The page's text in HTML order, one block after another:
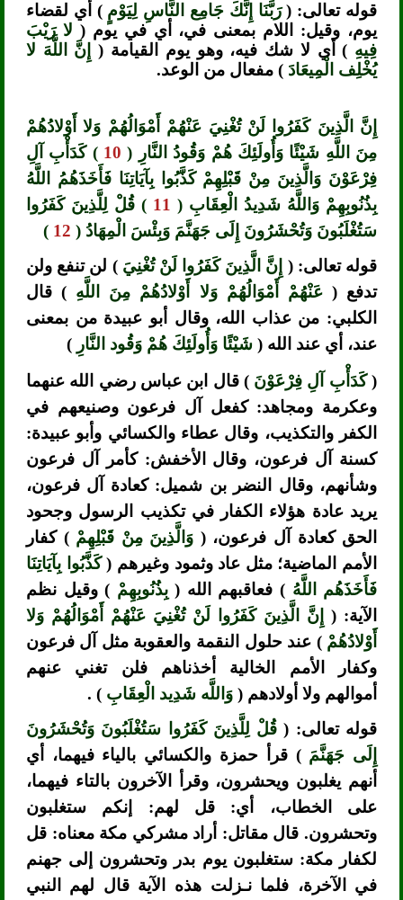
قوله تعالى: (رَبَّنَا إِنَّكَ جَامِع النَّاسِ لِيَوْمٍ) أي لقضاء
يوم، وقيل: اللام بمعنى في، أي في يوم ( لا رَيْبَ
فِيهِ ) أي لا شك فيه، وهو يوم القيامة (إِنَّ اللَّهَ لا
يُخْلِف الْمِيعَادَ ) مفعال من الوعد.
إِنَّ الَّذِينَ كَفَرُوا لَنْ تُغْنِيَ عَنْهُمْ أَمْوَالُهُمْ وَلا أَوْلادُهُمْ
مِنَ اللَّهِ شَيْئًا وَأُولَئِكَ هُمْ وَقُودُ النَّارِ (10
) كَدَأْبِ آلِ
فِرْعَوْنَ وَالَّذِينَ مِنْ قَبْلِهِمْ كَذَّبُوا بِآيَاتِنَا فَأَخَذَهُمُ اللَّهُ
بِذُنُوبِهِمْ وَاللَّهُ شَدِيدُ الْعِقَابِ (11
) قُلْ لِلَّذِينَ كَفَرُوا
سَتُغْلَبُونَ وَتُحْشَرُونَ إِلَى جَهَنَّمَ وَبِئْسَ الْمِهَادُ (12
)
قوله تعالى: ( إِنَّ الَّذِينَ كَفَرُوا لَنْ تُغْنِيَ) لن تنفع ولن
تدفع ( عَنْهُمْ أَمْوَالُهُمْ وَلا أَوْلادُهُمْ مِنَ اللَّهِ ) قال
الكلبي: من عذاب الله، وقال أبو عبيدة من بمعنى
عند، أي عند الله (شَيْئًا وَأُولَئِكَ هُمْ وَقُود النَّارِ )
(كَدَأْبِ آلِ فِرْعَوْنَ) قال ابن عباس رضي الله عنهما
وعكرمة ومجاهد: كفعل آل فرعون وصنيعهم في
الكفر والتكذيب، وقال عطاء والكسائي وأبو عبيدة:
كسنة آل فرعون، وقال الأخفش: كأمر آل فرعون
وشأنهم، وقال النضر بن شميل: كعادة آل فرعون،
يريد عادة هؤلاء الكفار في تكذيب الرسول وجحود
الحق كعادة آل فرعون، ( وَالَّذِينَ مِنْ قَبْلِهِمْ) كفار
الأمم الماضية؛ مثل عاد وثمود وغيرهم (كَذَّبُوا بِآيَاتِنَا
فَأَخَذَهُم اللَّهُ) فعاقبهم الله (بِذُنُوبِهِمْ ) وقيل نظم
الآية: (إِنَّ الَّذِينَ كَفَرُوا لَنْ تُغْنِيَ عَنْهُمْ أَمْوَالُهُمْ وَلا
أَوْلادُهُمْ) عند حلول النقمة والعقوبة مثل آل فرعون
وكفار الأمم الخالية أخذناهم فلن تغني عنهم
أموالهم ولا أولادهم (وَاللَّه شَدِيد الْعِقَابِ ) .
قوله تعالى: (قُلْ لِلَّذِينَ كَفَرُوا سَتُغْلَبُونَ وَتُحْشَرُونَ
إِلَى جَهَنَّمَ) قرأ حمزة والكسائي بالياء فيهما، أي
أنهم يغلبون ويحشرون، وقرأ الآخرون بالتاء فيهما،
على الخطاب، أي: قل لهم: إنكم ستغلبون
وتحشرون. قال مقاتل: أراد مشركي مكة معناه: قل
لكفار مكة: ستغلبون يوم بدر وتحشرون إلى جهنم
في الآخرة، فلما نـزلت هذه الآية قال لهم النبي